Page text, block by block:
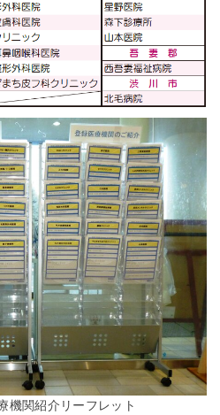
機関紹介リーフレット